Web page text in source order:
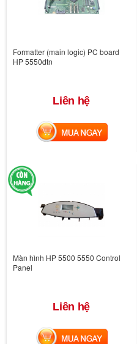
Formatter (main logic) PC board
HP 5550dtn
Liên hệ
MUA NGAY
Màn hình HP 5500 5550 Control
Panel
Liên hệ
MUA NGAY